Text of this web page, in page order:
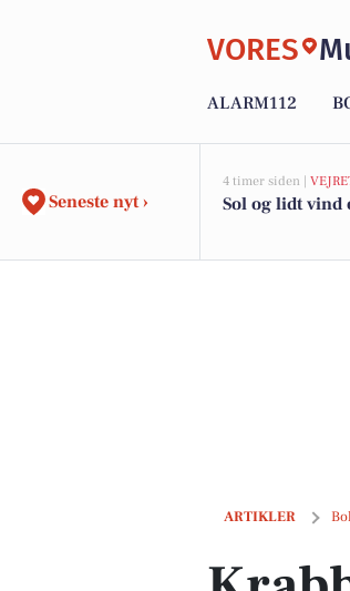
VORES
ALARM112
Seneste nyt ›
4 timer siden |
Sol og lidt vind
ARTIKLER